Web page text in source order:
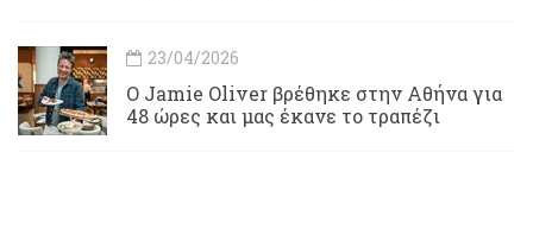
23/04/2026
Ο Jamie Oliver βρέθηκε στην Αθήνα για
48 ώρες και μας έκανε το τραπέζι